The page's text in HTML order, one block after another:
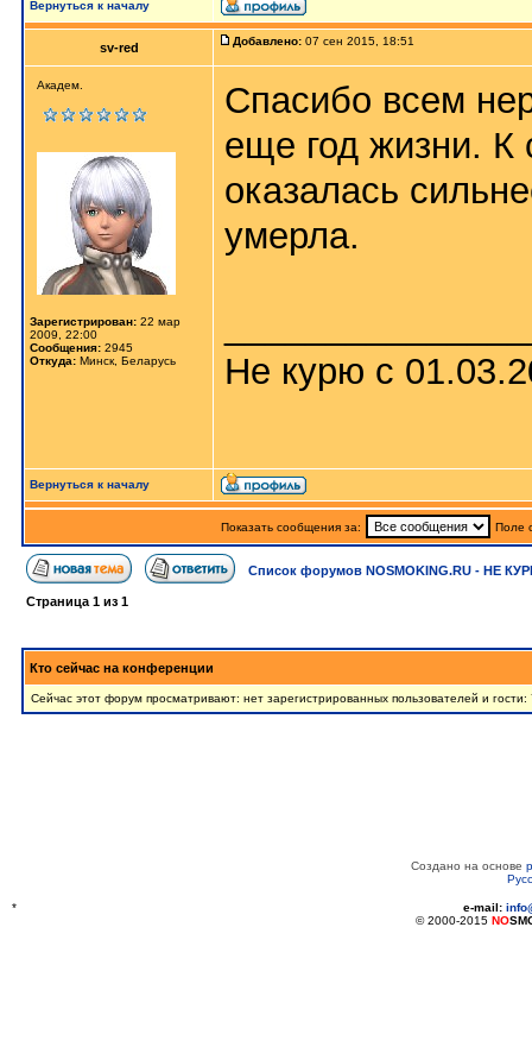
Вернуться к началу
sv-red Добавлено: 07 сен 2015, 18:51
Академ.
Зарегистрирован: 22 мар
2009, 22:00
Сообщения: 2945
Откуда: Минск, Беларусь
Спасибо всем
еще год жизни. К
оказалась
умерла.
Не курю с
Вернуться к началу
Показать сообщения за: Поле
Список форумов NOSMOKING.RU - НЕ
Страница 1 из 1
Кто сейчас на конференции
Сейчас этот форум просматривают: нет зарегистрированных пользователей и гости:
Создано на основе
* e-mail:
© 2000-2015 NO